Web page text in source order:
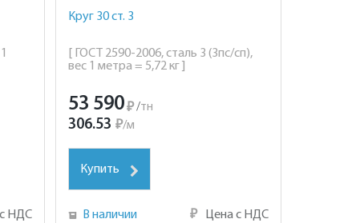
НДС
Круг 30 ст. 3
[ ГОСТ 2590-2006, сталь 3 (3пс/сп),
вес 1 метра = 5,72 кг ]
53 590 ₽ /тн
306.53 ₽/м
Купить
В наличии ₽ Цена с НДС